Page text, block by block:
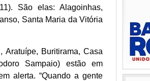
São elas: Alagoinhas,
Santa Maria da Vitória
Aratuípe, Buritirama, Casa
Sampaio) estão em
alerta. “Quando a gente